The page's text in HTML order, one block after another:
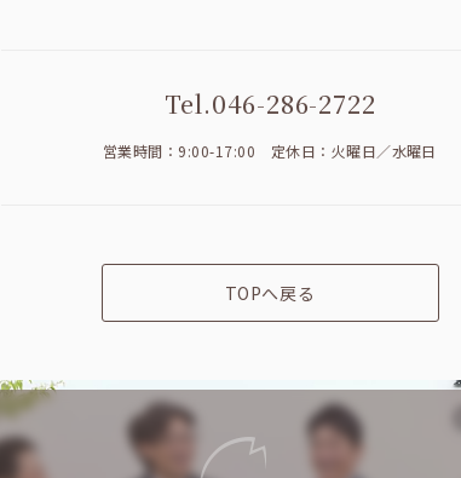
Tel.046-286-2722
営業時間：9:00-17:00 定休日：火曜日／水曜日
TOPへ戻る